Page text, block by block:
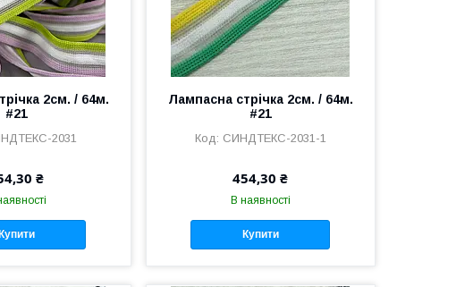
2см. / 64м.
#21
2031
₴
Купити
Лампасна стрічка 2см. / 64м.
#21
СИНДТЕКС-2031-1
454,30 ₴
В наявності
Купити